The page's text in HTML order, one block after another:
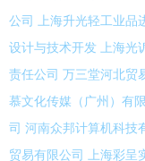
公司
上海升光轻工业品
设计与技术开发
上海光
责任公司 万三堂河北贸
慕文化传媒（广州）有
司 河南众邦计算机科技
贸易有限公司
上海彩呈